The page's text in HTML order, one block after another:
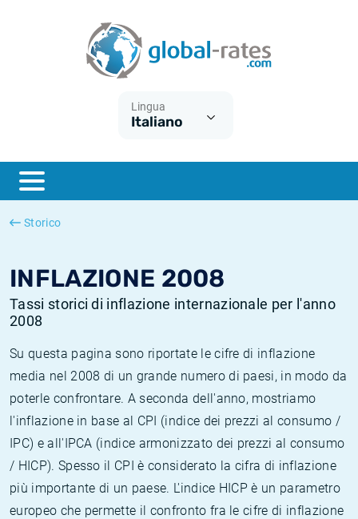
Lingua
Italiano
Storico
INFLAZIONE 2008
Tassi storici di inflazione internazionale per l'anno
2008
Su questa pagina sono riportate le cifre di inflazione
media nel 2008 di un grande numero di paesi, in modo da
poterle confrontare. A seconda dell'anno, mostriamo
l'inflazione in base al CPI (indice dei prezzi al consumo /
IPC) e all'IPCA (indice armonizzato dei prezzi al consumo
/ HICP). Spesso il CPI è considerato la cifra di inflazione
più importante di un paese. L'indice HICP è un parametro
europeo che permette il confronto fra le cifre di inflazione
ESTER
SONIA
Cos'è l'inflazione CPI?
Cos'è l'inflazione HICP?
Inflazione Italia
Inflazione Stati Uniti
Tassi storici Euribor
Tassi storici di SONIA
Tassi storici di TONAR
Calcolatore dell’inflazione